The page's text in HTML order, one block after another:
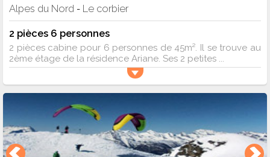
Alpes du Nord - Le corbier
2 pièces 6 personnes
2 pièces cabine pour 6 personnes de 45m². Il se trouve au
2ème étage de la résidence Ariane. Ses 2 petites ...